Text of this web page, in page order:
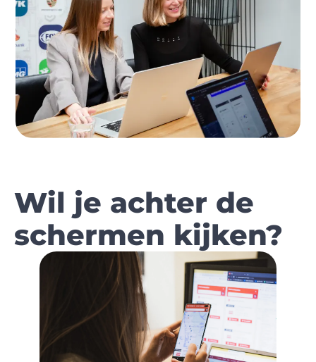
Wil je achter de
schermen kijken?